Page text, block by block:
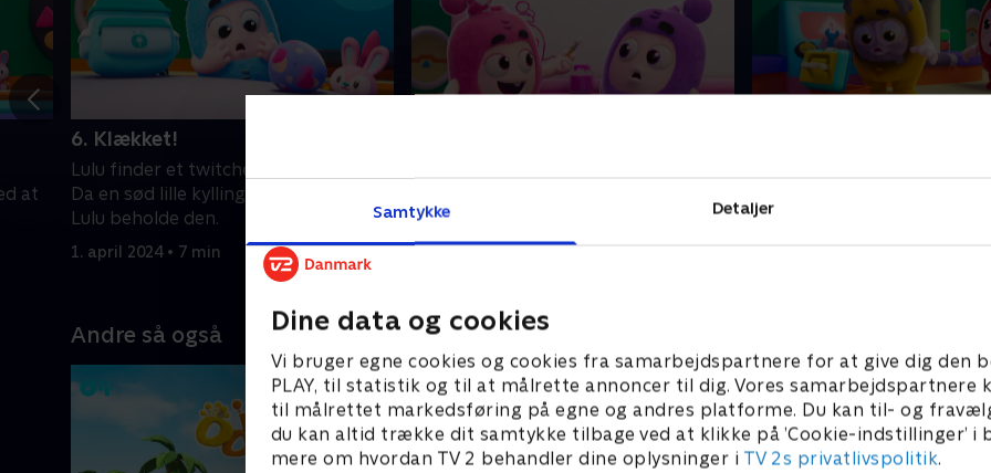
Samtykke Detaljer
Dine data og cookies
Vi bruger egne cookies og cookies fra samarbejdspartnere for at give dig den
PLAY, til statistik og til at målrette annoncer til dig. Vores samarbejdspartnere
til målrettet markedsføring på egne og andres platforme. Du kan til- og
du kan altid trække dit samtykke tilbage ved at klikke på ’Cookie-indstillinger’ i
mere om hvordan TV 2 behandler dine oplysninger i TV 2s privatlivspolitik.
at
6. Klækket!
Lulu finder et twitcheræg i sin taske!
Da en sød lille kylling kommer ud, vil
Lulu beholde den.
1. april 2024 • 7 min
selv beholde det!
1. april 2024 • 7 min
morsomt kaos for Jeff og
Andre så også